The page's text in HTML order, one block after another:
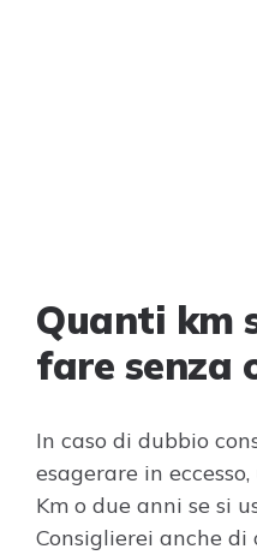
Quanti km
fare senza
In caso di dubbio
esagerare in
Km o due anni se si
Consiglierei anche